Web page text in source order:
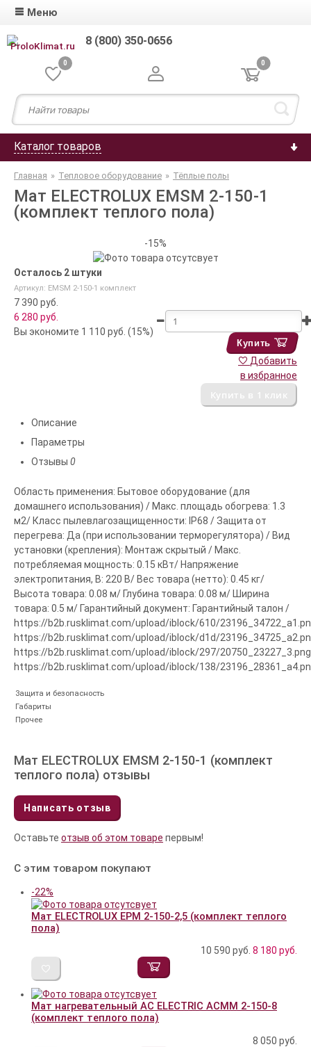
Меню
8 (800) 350-0656
0 0
Каталог товаров
Главная » Тепловое оборудование » Тёплые полы
Мат ELECTROLUX EMSM 2-150-1
(комплект теплого пола)
-15%
Осталось 2 штуки
Артикул: EMSM 2-150-1 комплект
7 390 руб.
6 280 руб.
Вы экономите 1 110 руб. (15%)
Купить
Добавить
в избранное
Описание
Параметры
Отзывы 0
Область применения: Бытовое оборудование (для
домашнего использования) / Макс. площадь обогрева: 1.3
м2/ Класс пылевлагозащищенности: IP68 / Защита от
перегрева: Да (при использовании терморегулятора) / Вид
установки (крепления): Монтаж скрытый / Макс.
потребляемая мощность: 0.15 кВт/ Напряжение
электропитания, В: 220 В/ Вес товара (нетто): 0.45 кг/
Высота товара: 0.08 м/ Глубина товара: 0.08 м/ Ширина
товара: 0.5 м/ Гарантийный документ: Гарантийный талон /
https://b2b.rusklimat.com/upload/iblock/610/
https://b2b.rusklimat.com/upload/iblock/d1d/
https://b2b.rusklimat.com/upload/iblock/297/
https://b2b.rusklimat.com/upload/iblock/138/
Защита и безопасность
Габариты
Прочее
Мат ELECTROLUX EMSM 2-150-1 (комплект
теплого пола) отзывы
Написать отзыв
Оставьте отзыв об этом товаре первым!
С этим товаром покупают
-22%
Мат ELECTROLUX EPM 2-150-2,5 (комплект теплого
пола)
10 590 руб. 8 180 руб.
Мат нагревательный AC ELECTRIC ACMM 2-150-8
(комплект теплого пола)
8 050 руб.